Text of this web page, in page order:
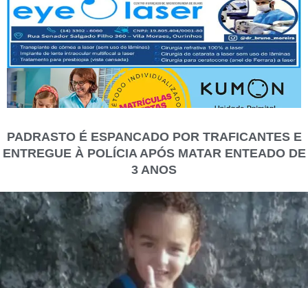
PADRASTO É ESPANCADO POR TRAFICANTES E
ENTREGUE À POLÍCIA APÓS MATAR ENTEADO DE
3 ANOS